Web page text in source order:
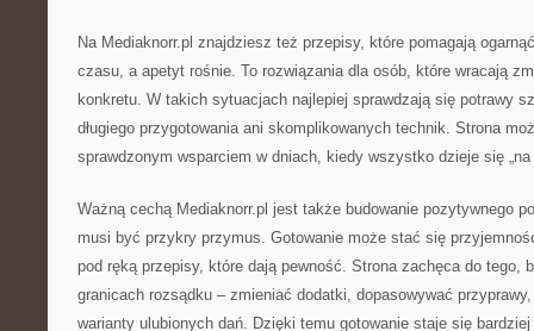
Na Mediaknorr.pl znajdziesz też przepisy, które pomagają
czasu, a apetyt rośnie. To rozwiązania dla osób, które wracają
konkretu. W takich sytuacjach najlepiej sprawdzają się potrawy
długiego przygotowania ani skomplikowanych technik. Strona
sprawdzonym wsparciem w dniach, kiedy wszystko dzieje się „na
Ważną cechą Mediaknorr.pl jest także budowanie pozytywnego
musi być przykry przymus. Gotowanie może stać się
pod ręką przepisy, które dają pewność. Strona zachęca do tego,
granicach rozsądku – zmieniać dodatki, dopasowywać
warianty ulubionych dań. Dzięki temu gotowanie staje się